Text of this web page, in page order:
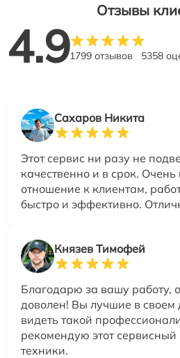
Отзывы
4.91799 отзывов 5358
Сахаров Никита
Этот сервис ни разу не
качественно и в срок. Очень
отношение к клиентам,
быстро и эффективно.
Князев Тимофей
Благодарю за вашу работу,
доволен! Вы лучшие в своем
видеть такой
рекомендую этот
техники.